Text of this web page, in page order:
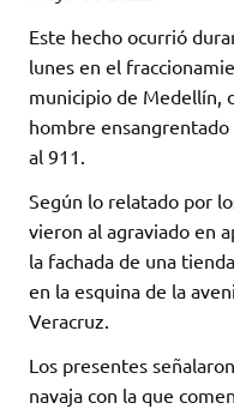
Este hecho ocurrió
lunes en el
municipio de Medellín,
hombre
al 911.
Según lo relatado por
vieron al agraviado en
la fachada de una
en la esquina de la
Veracruz.
Los presentes
navaja con la que